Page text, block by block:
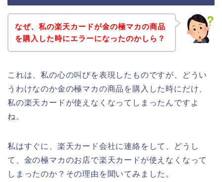
なぜ、私の楽天カードが金の極マカの商品
を購入した時にエラーになったのかしら？
これは、私の心の叫びを表現したものですが、どうい
うわけなのか金の極マカの商品を購入した時にだけ、
私の楽天カードが使えなくなってしまったんですよ
ね。
私はすぐに、楽天カード会社に連絡をして、どうし
て、金の極マカのお店で楽天カードが使えなくなって
しまったのか？その理由を聞いてみました。